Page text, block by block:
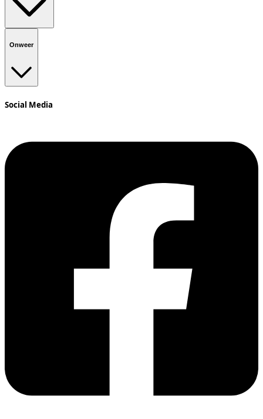
Onweer
Social Media